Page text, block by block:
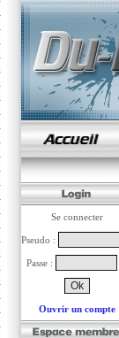
Se connecter
Pseudo :
Passe :
Ouvrir un compte